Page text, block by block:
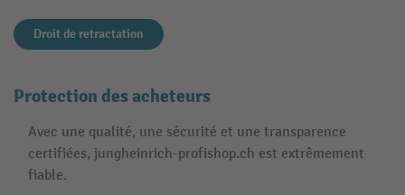
Droit de retractation
Protection des acheteurs
Avec une qualité, une sécurité et une transparence
certifiées, jungheinrich-profishop.ch est extrêmement
fiable.